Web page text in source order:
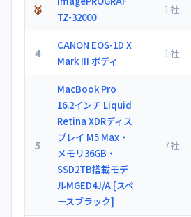
🥉
TZ-32000
1社
4
CANON EOS-1D X
Mark III ボディ
1社
5
MacBook Pro
16.2インチ Liquid
Retina XDRディス
プレイ M5 Max・
メモリ36GB・
SSD2TB搭載モデ
ルMGED4J/A [スペ
ースブラック]
7社